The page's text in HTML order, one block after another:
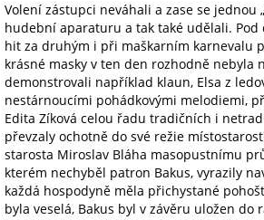
Volení zástupci neváhali a zase se
hudební aparaturu a tak také udělali.
hit za druhým i při maškarním karnevalu
krásné masky v ten den rozhodně
demonstrovali například klaun, Elsa z
nestárnoucími pohádkovými melodiemi,
Edita Zíková celou řadu tradičních i
převzaly ochotně do své režie
starosta Miroslav Bláha masopustnímu
kterém nechyběl patron Bakus, vyrazily
každá hospodyně měla přichystané
byla veselá, Bakus byl v závěru uložen